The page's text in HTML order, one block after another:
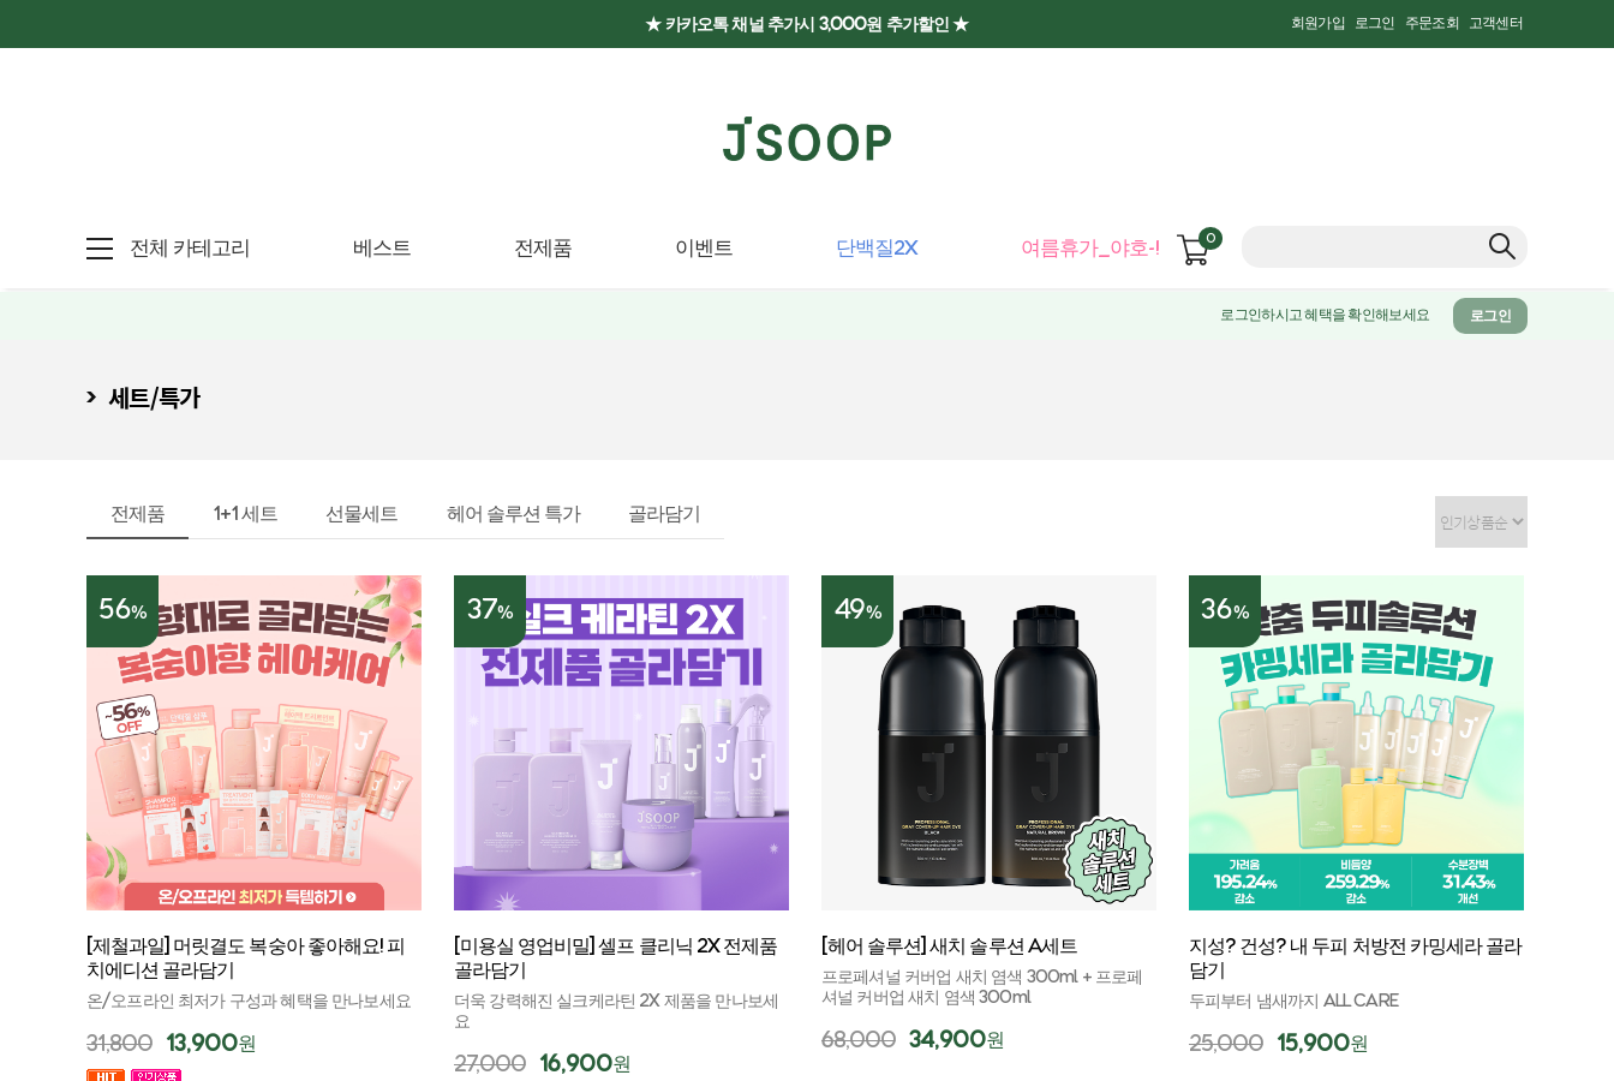
★ 카카오톡 채널 추가시 3,000원 추가할인 ★ 회원가입 로그인 주문조회 고객센터
전체 카테고리 베스트 전제품 이벤트 단백질2X 여름휴가_야호-! 0
로그인하시고 혜택을 확인해보세요 로그인
세트/특가
전제품 1+1 세트 선물세트 헤어 솔루션 특가 골라담기
56%
[제철과일] 머릿결도 복숭아 좋아해요! 피
치에디션 골라담기
온/오프라인 최저가 구성과 혜택을 만나보세요
31,800 13,900원
37%
[미용실 영업비밀] 셀프 클리닉 2X 전제품
골라담기
더욱 강력해진 실크케라틴 2X 제품을 만나보세
요
27,000 16,900원
49%
[헤어 솔루션] 새치 솔루션 A세트
프로페셔널 커버업 새치 염색 300ml + 프로페
셔널 커버업 새치 염색 300ml
68,000 34,900원
36%
지성? 건성? 내 두피 처방전 카밍세라 골라
담기
두피부터 냄새까지 ALL CARE
25,000 15,900원